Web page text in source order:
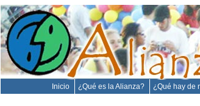
Inicio ¿Qué es la Alianza? ¿Qué hay de